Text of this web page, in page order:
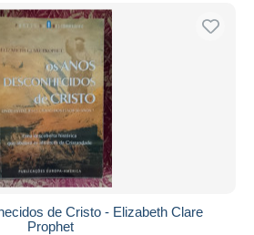
de Cristo - Elizabeth Clare
Prophet